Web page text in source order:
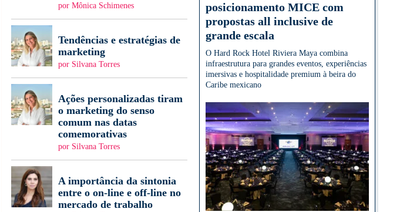
por Mônica Schimenes
Tendências e estratégias de
marketing
por Silvana Torres
Ações personalizadas tiram
o marketing do senso
comum nas datas
comemorativas
por Silvana Torres
A importância da sintonia
entre o on-line e off-line no
mercado de trabalho
posicionamento MICE com
propostas all inclusive de
grande escala
O Hard Rock Hotel Riviera Maya combina
infraestrutura para grandes eventos, experiências
imersivas e hospitalidade premium à beira do
Caribe mexicano